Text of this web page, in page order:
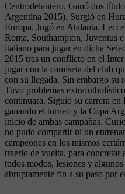
Centrodelantero. Ganó dos
Argentina 2015). Surgió en
Europa. Jugó en Atalanta,
Roma, Southampton, Juventus
italiano para jugar en dicha
2015 tras un conflicto en el
jugar con la camiseta del club
con su llegada. Sin embargo su
Tuvo problemas
continuara. Siguió su carrera
ganando el torneo y la Copa
inicio de ambas campañas.
no pudo compartir ni un
campeones en los mismos
traerlo de vuelta, para
todos modos, lesiones y
abruptamente fin a su paso por